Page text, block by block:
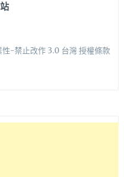
-禁止改作 3.0 台灣 授權條款